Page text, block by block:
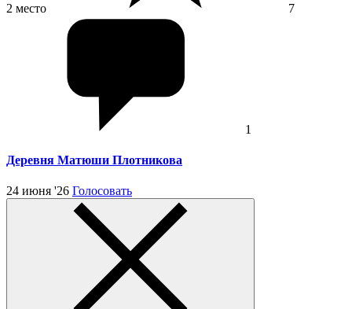
2 место 7
1
Деревня Матюши Плотникова
24 июня '26 Голосовать